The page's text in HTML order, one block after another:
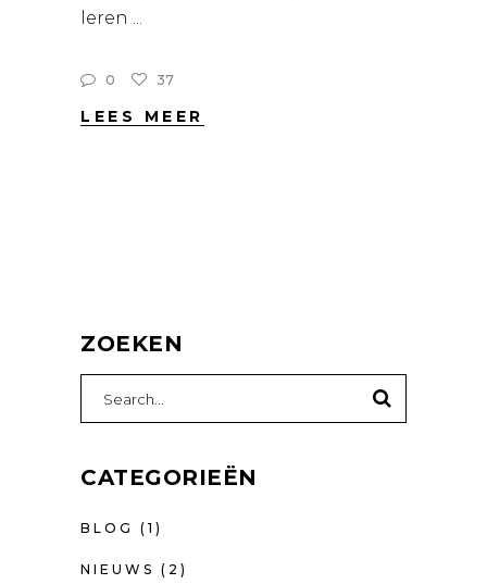
leren
0 37
LEES MEER
ZOEKEN
for:
CATEGORIEËN
BLOG (1)
NIEUWS (2)